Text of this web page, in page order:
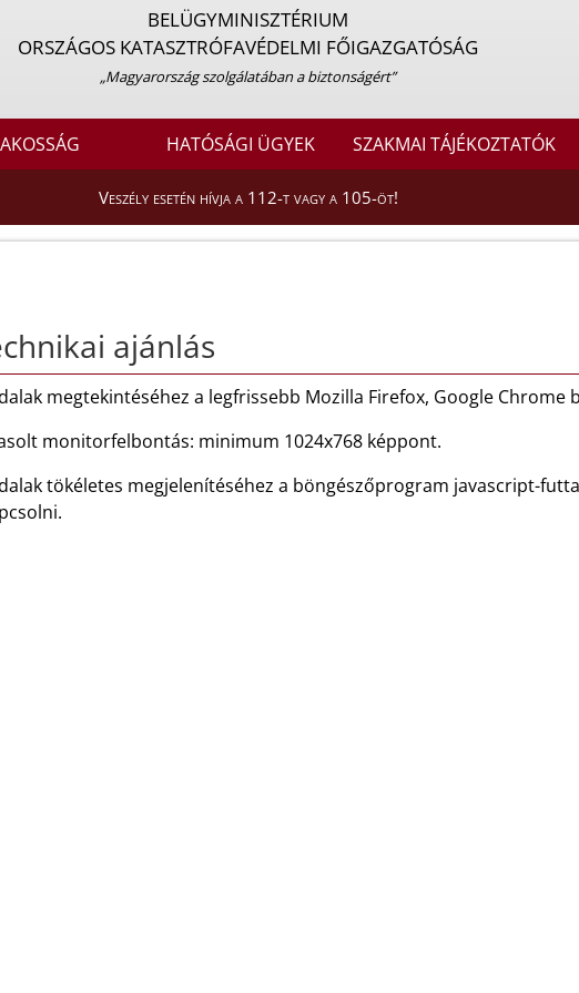
BELÜGYMINISZTÉRIUM
ORSZÁGOS KATASZTRÓFAVÉDELMI FŐIGAZGATÓSÁG
„Magyarország szolgálatában a biztonságért”
HATÓSÁGI ÜGYEK SZAKMAI TÁJÉKOZTATÓK
Veszély esetén hívja a 112-t vagy a 105-öt!
ajánlás
megtekintéséhez a legfrissebb Mozilla Firefox, Google Chrome
monitorfelbontás: minimum 1024x768 képpont.
tökéletes megjelenítéséhez a böngészőprogram javascript-